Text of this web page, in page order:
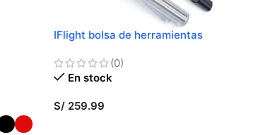
IFlight bolsa de herramientas
(0)
En stock
S/ 259.99